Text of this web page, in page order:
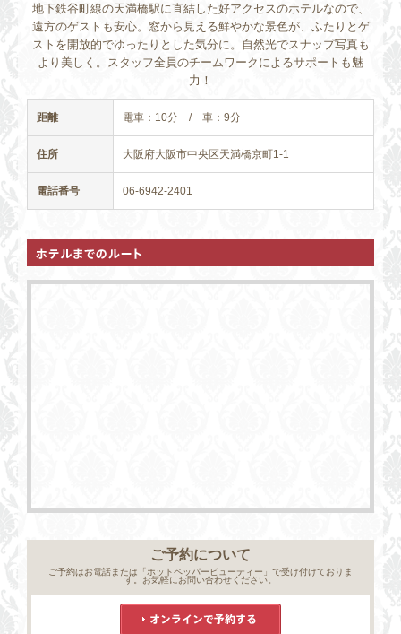
地下鉄谷町線の天満橋駅に直結した好アクセスのホテルなので、
遠方のゲストも安心。窓から見える鮮やかな景色が、ふたりとゲ
ストを開放的でゆったりとした気分に。自然光でスナップ写真も
より美しく。スタッフ全員のチームワークによるサポートも魅
力！
距離 電車：10分 / 車：9分
住所 大阪府大阪市中央区天満橋京町1-1
電話番号 06-6942-2401
ご予約について
ご予約はお電話または「ホットペッパービューティー」で受け付けておりま
す。お気軽にお問い合わせください。